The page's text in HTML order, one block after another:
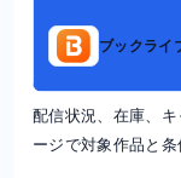
ブックライ
配信状況、在庫、
ージで対象作品と条